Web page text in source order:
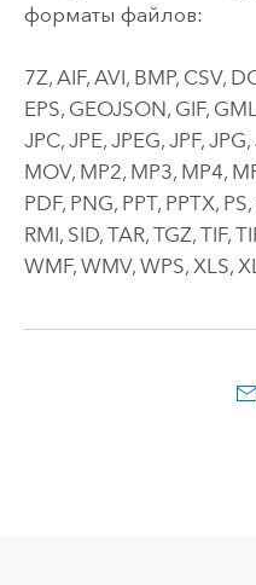
форматы файлов:
7Z, AIF, AVI, BMP, CSV,
EPS, GEOJSON, GIF,
JPC, JPE, JPEG, JPF,
MOV, MP2, MP3, MP4,
PDF, PNG, PPT, PPTX,
RMI, SID, TAR, TGZ, TIF,
WMF, WMV, WPS, XLS,